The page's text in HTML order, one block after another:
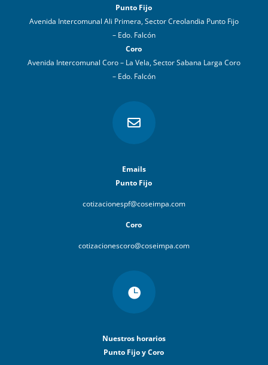
Punto Fijo
Avenida Intercomunal Ali Primera, Sector Creolandia Punto Fijo
– Edo. Falcón
Coro
Avenida Intercomunal Coro – La Vela, Sector Sabana Larga Coro
– Edo. Falcón

Emails
Punto Fijo
cotizacionespf@coseimpa.com
Coro
cotizacionescoro@coseimpa.com

Nuestros horarios
Punto Fijo y Coro